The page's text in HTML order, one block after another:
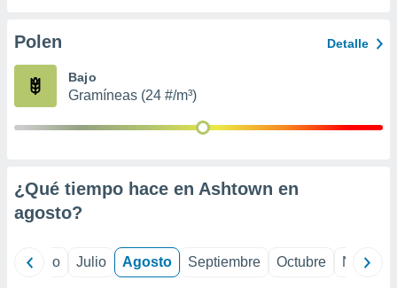
e
mediante
publicidad
publicidad
de
Polen Detalle
Bajo
Gramíneas (24 #/m³)
¿Qué tiempo hace en Ashtown en
agosto?
Junio Julio Agosto Septiembre Octubre